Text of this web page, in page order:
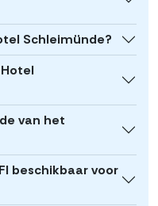
Schleimünde?
van het
beschikbaar voor